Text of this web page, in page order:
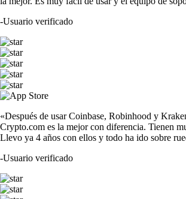
-Usuario verificado
«Después de usar Coinbase, Robinhood y
Crypto.com es la mejor con diferencia. Tienen
Llevo ya 4 años con ellos y todo ha ido sobre
-Usuario verificado